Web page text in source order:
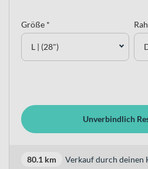
Größe *
L | (28")
Unverbindlich
80.1 km Verkauf durch deinen